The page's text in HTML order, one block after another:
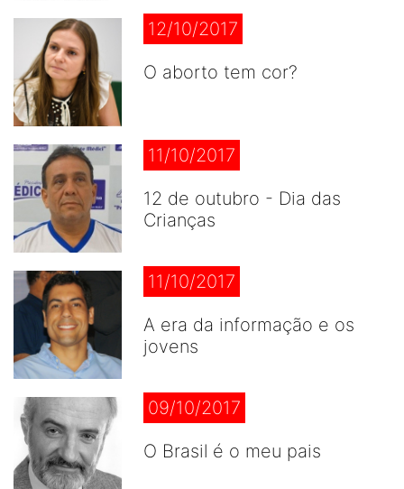
12/10/2017
O aborto tem cor?
11/10/2017
12 de outubro - Dia das
Crianças
11/10/2017
A era da informação e os
jovens
09/10/2017
O Brasil é o meu pais